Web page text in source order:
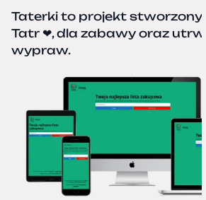
Taterki to projekt stworzony z
Tatr ❤, dla zabawy oraz
wypraw.